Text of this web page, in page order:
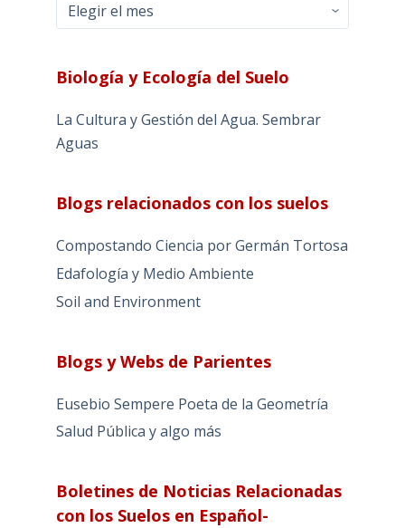
Biología y Ecología del Suelo
La Cultura y Gestión del Agua. Sembrar
Aguas
Blogs relacionados con los suelos
Compostando Ciencia por Germán Tortosa
Edafología y Medio Ambiente
Soil and Environment
Blogs y Webs de Parientes
Eusebio Sempere Poeta de la Geometría
Salud Pública y algo más
Boletines de Noticias Relacionadas
con los Suelos en Español-